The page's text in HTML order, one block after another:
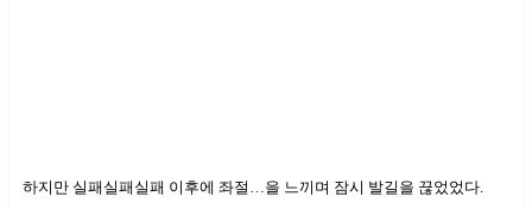
하지만 실패실패실패 이후에 좌절…을 느끼며 잠시 발길을 끊었었다.